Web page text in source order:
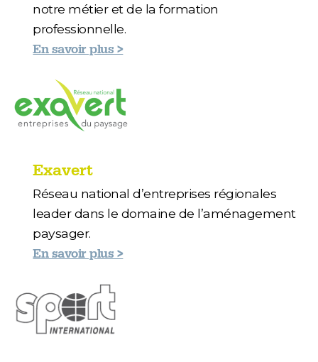
notre métier et de la formation
professionnelle.
En savoir plus >
Exavert
Réseau national d’entreprises régionales
leader dans le domaine de l’aménagement
paysager.
En savoir plus >